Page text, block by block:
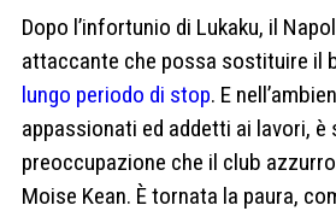
Dopo l’infortunio di Lukaku, il
attaccante che possa sostituire il
lungo periodo di stop. E
appassionati ed addetti ai lavori,
preoccupazione che il club
Moise Kean. È tornata la paura,